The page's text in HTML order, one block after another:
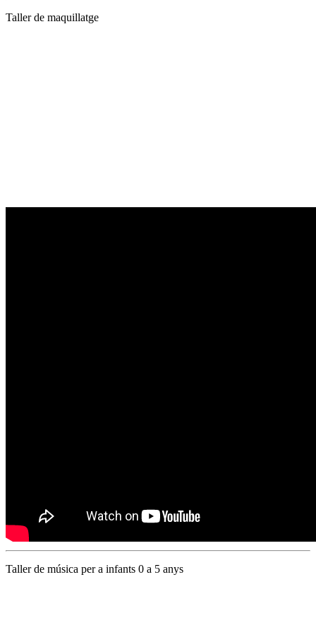
Taller de maquillatge
Taller de música per a infants 0 a 5 anys